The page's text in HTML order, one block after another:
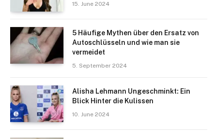
15. June 2024
5 Häufige Mythen über den Ersatz von
Autoschlüsseln und wie man sie
vermeidet
5. September 2024
Alisha Lehmann Ungeschminkt: Ein
Blick Hinter die Kulissen
10. June 2024